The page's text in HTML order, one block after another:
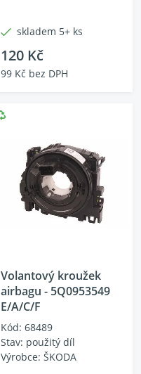
skladem 5+ ks
120 Kč
99 Kč bez DPH
Volantový kroužek
airbagu - 5Q0953549
E/A/C/F
Kód: 68489
Stav: použitý díl
Výrobce: ŠKODA